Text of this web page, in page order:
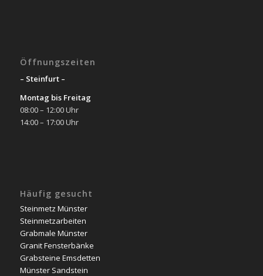
Öffnungszeiten
– Steinfurt –
Montag bis Freitag
08:00 – 12:00 Uhr
14:00 – 17:00 Uhr
Häufig gesucht
Steinmetz Münster
Steinmetzarbeiten
Grabmale Münster
Granit Fensterbänke
Grabsteine Emsdetten
Münster Sandstein